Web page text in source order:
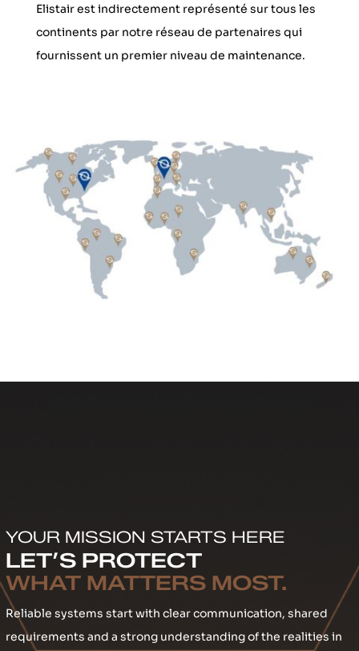
Elistair est indirectement représenté sur tous les
continents par notre réseau de partenaires qui
fournissent un premier niveau de maintenance.
YOUR MISSION STARTS HERE
LET’S PROTECT
WHAT MATTERS MOST.
Reliable systems start with clear communication, shared
requirements and a strong understanding of the realities in